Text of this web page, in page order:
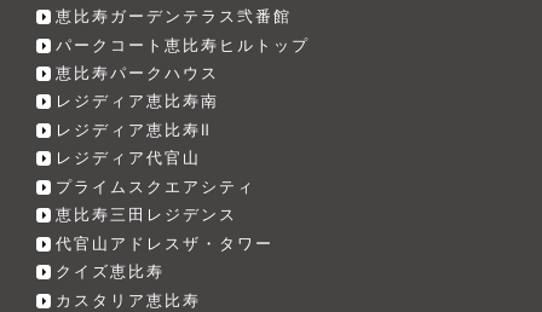
恵比寿ガーデンテラス弐番館
パークコート恵比寿ヒルトップ
恵比寿パークハウス
レジディア恵比寿南
レジディア恵比寿Ⅱ
レジディア代官山
プライムスクエアシティ
恵比寿三田レジデンス
代官山アドレスザ・タワー
クイズ恵比寿
カスタリア恵比寿